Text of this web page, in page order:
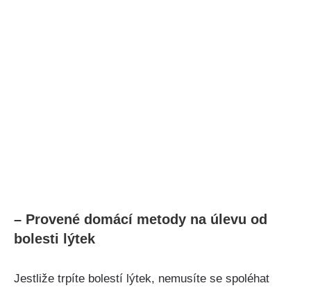
– Provené domácí metody na úlevu od
bolesti lýtek
Jestliže⁢ trpíte bolestí lýtek, nemusíte se spoléhat